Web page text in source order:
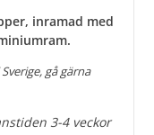
inramad med
gå gärna
3-4 veckor